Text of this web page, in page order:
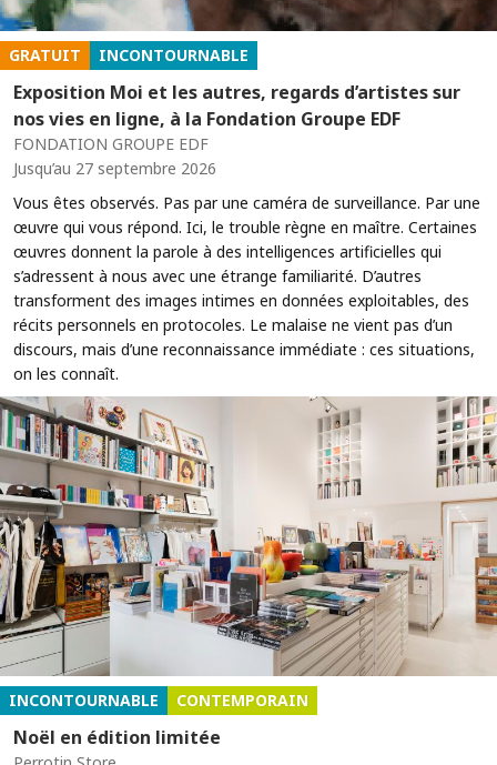
GRATUIT INCONTOURNABLE
Exposition Moi et les autres, regards d’artistes sur
nos vies en ligne, à la Fondation Groupe EDF
FONDATION GROUPE EDF
Jusqu’au 27 septembre 2026
Vous êtes observés. Pas par une caméra de surveillance. Par une
œuvre qui vous répond. Ici, le trouble règne en maître. Certaines
œuvres donnent la parole à des intelligences artificielles qui
s’adressent à nous avec une étrange familiarité. D’autres
transforment des images intimes en données exploitables, des
récits personnels en protocoles. Le malaise ne vient pas d’un
discours, mais d’une reconnaissance immédiate : ces situations,
on les connaît.
INCONTOURNABLE CONTEMPORAIN
Noël en édition limitée